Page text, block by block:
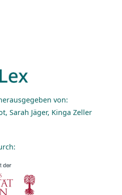
von:
Sarah Jäger, Kinga Zeller